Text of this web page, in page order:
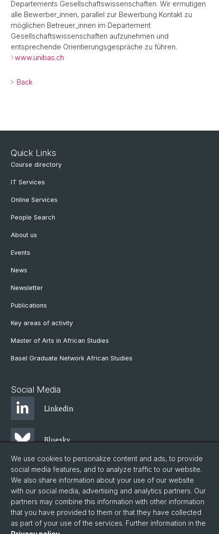
Departements Gesellschaftswissenschaften. Wir ermutigen
alle Bewerber_innen, parallel zur Bewerbung Kontakt zu
möglichen Betreuer_innen im Departement
Gesellschaftswissenschaften aufzunehmen und
entsprechende Orientierungsgespräche zu führen.
www.unibas.ch
Back
Quick Links
Course directory
IT Services
Online Services
People Search
About us
Events
News
Newsletter
Publications
Key areas of activity
Master of Arts in African Studies
Basel Graduate Network African Studies
Social Media
Linkedin
Bluesky
Instagram
Facebook
We use cookies to personalize content and ads, to provide
social media features, and to analyze traffic to our website.
We also share information about your use of our website
with our social media, advertising and analytics partners. Our
partners may combine this information with other information
that you have provided to them or that they have collected
as part of your use of the services. Further information in the